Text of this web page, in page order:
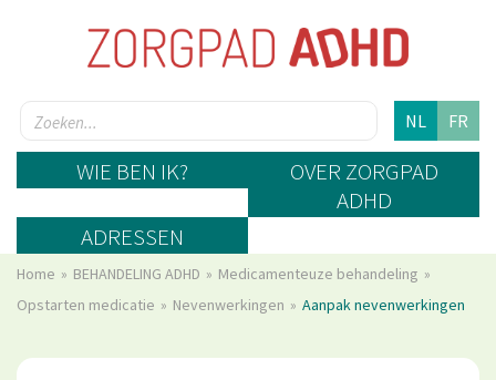
NL FR
WIE BEN IK?
OVER ZORGPAD
ADHD
ADRESSEN
Home BEHANDELING ADHD
Medicamenteuze behandeling
Opstarten medicatie
Nevenwerkingen Aanpak nevenwerkingen